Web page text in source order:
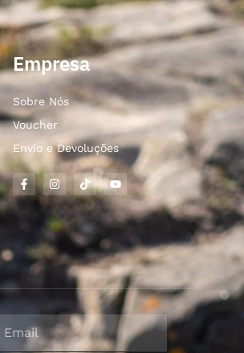
Empresa
Sobre Nós
Voucher
Envio e Devoluções